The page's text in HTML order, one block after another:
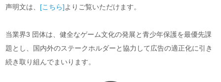
声明文は、 [こちら]よりご覧いただけます。
当業界3 団体は、健全なゲーム文化の発展と青少年保護を最優先課
題とし、国内外のステークホルダーと協力して広告の適正化に引き
続き取り組んでまいります。